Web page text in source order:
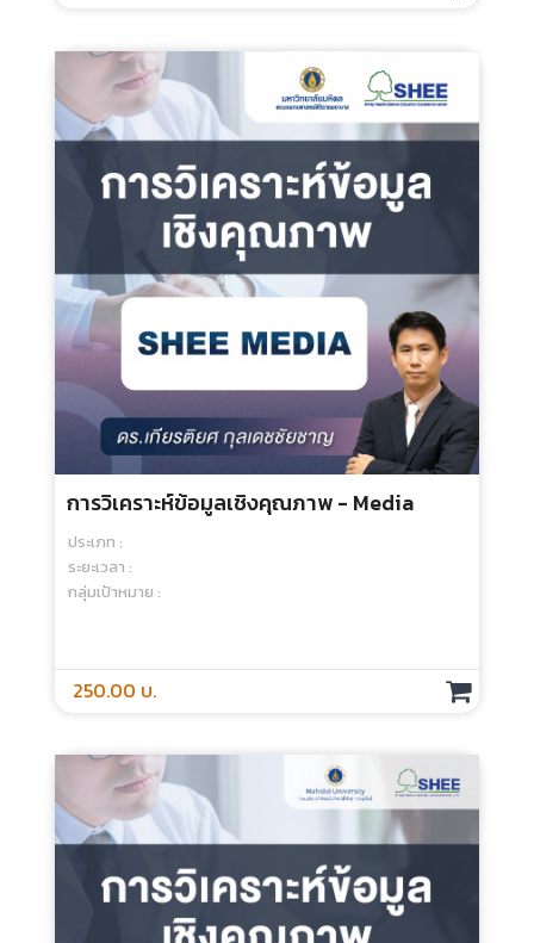
การวิจัยเชิงอนาคต - Media
ระยะเวลา :
กลุ่มเป้าหมาย :
100.00 บ.
การวิเคราะห์ข้อมูลเชิงคุณภาพ - Media